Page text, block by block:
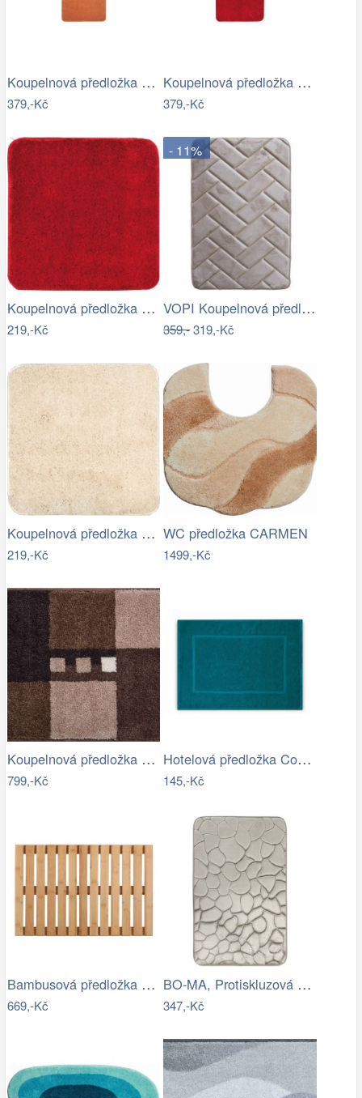
Koupelnová předložka Optima 60x90 cm…
379,-Kč
Koupelnová předložka Optima 60x90 cm…
379,-Kč
Koupelnová předložka Optima 55x55 cm…
219,-Kč
- 11%
VOPI Koupelnová předložka s paměťovou…
359,-319,-Kč
Koupelnová předložka Optima 55x55 cm…
219,-Kč
WC předložka CARMEN
1499,-Kč
Koupelnová předložka MERKUR
799,-Kč
Hotelová předložka Comfort azurová 750g…
145,-Kč
Bambusová předložka WENKO
669,-Kč
BO-MA, Protiskluzová koupelnová…
347,-Kč